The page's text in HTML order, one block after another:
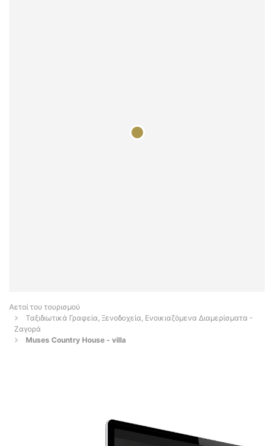
Αετοί του τουρισμού
Ταξιδιωτικά Γραφεία, Ξενοδοχεία, Ενοικιαζόμενα Διαμερίσματα -
Ζαγορά
Muses Country House - villa